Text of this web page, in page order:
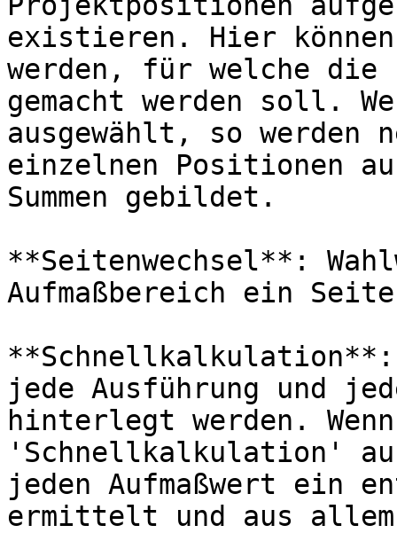
existieren. Hier
werden, für welche die
gemacht werden soll.
ausgewählt, so werden
einzelnen Positionen
Summen gebildet.
**Seitenwechsel**:
Aufmaßbereich ein
**Schnellkalkulation**:
jede Ausführung und
hinterlegt werden.
'Schnellkalkulation'
jeden Aufmaßwert ein
ermittelt und aus